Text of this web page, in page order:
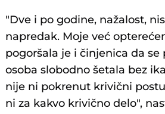
"Dve i po godine, nažalost,
napredak. Moje već
pogoršala je i činjenica da se
osoba slobodno šetala bez
nije ni pokrenut krivični
ni za kakvo krivično delo",